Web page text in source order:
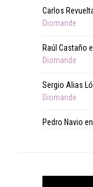
Carlos
Diomande
Raúl Castaño
Diomande
Sergio Alias
Diomande
Pedro Navio en